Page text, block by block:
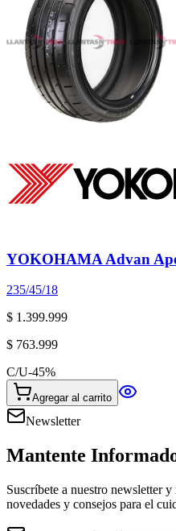
YOKOHAMA Advan
235/45/18
$ 1.399.999
$ 763.999
C/U-45%
Agregar al carrito
Newsletter
Mantente
Suscríbete a nuestro newsletter
novedades y consejos para el